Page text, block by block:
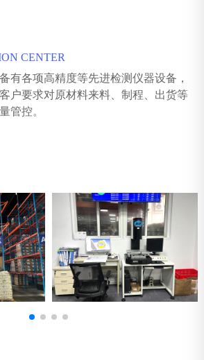
CENTER
有各项高精度等先进检测仪器设备，
户要求对原材料来料、制程、出货等
管控。